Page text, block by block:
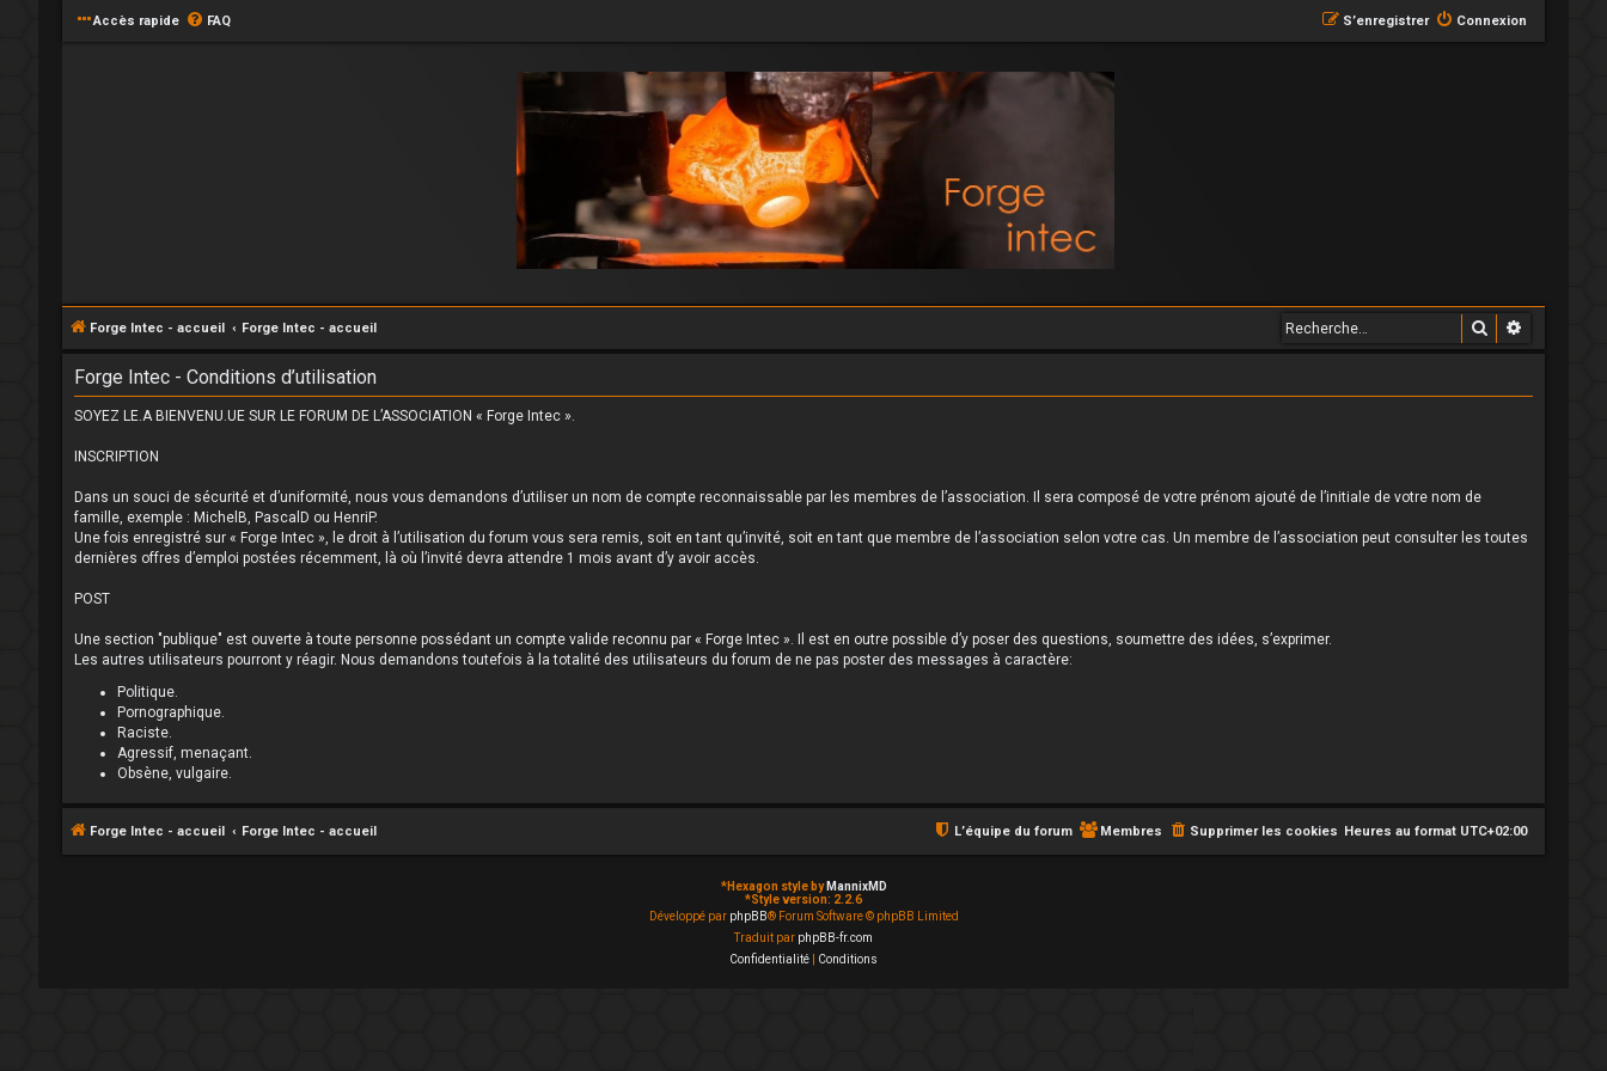
Accès rapide FAQ Connexion
S’enregistrer
Forge Intec - accueil Forge Intec - accueil Rechercher
Forge Intec - Conditions d’utilisation
SOYEZ LE.A BIENVENU.UE SUR LE FORUM DE L’ASSOCIATION « Forge Intec ».
INSCRIPTION
Dans un souci de sécurité et d’uniformité, nous vous demandons d’utiliser un nom de compte reconnaissable par les membres de l’association. Il sera composé de votre prénom ajouté de l’initiale de votre nom de
famille, exemple : MichelB, PascalD ou HenriP.
Une fois enregistré sur « Forge Intec », le droit à l’utilisation du forum vous sera remis, soit en tant qu’invité, soit en tant que membre de l’association selon votre cas. Un membre de l’association peut consulter les toutes
dernières offres d’emploi postées récemment, là où l’invité devra attendre 1 mois avant d’y avoir accès.
POST
Une section "publique" est ouverte à toute personne possédant un compte valide reconnu par « Forge Intec ». Il est en outre possible d’y poser des questions, soumettre des idées, s’exprimer.
Les autres utilisateurs pourront y réagir. Nous demandons toutefois à la totalité des utilisateurs du forum de ne pas poster des messages à caractère:
Politique.
Pornographique.
Raciste.
Agressif, menaçant.
Obsène, vulgaire.
Forge Intec - accueil Forge Intec - accueil Heures au format UTC+02:00
Supprimer les cookies
Membres
L’équipe du forum
*Hexagon style by MannixMD
*Style version: 2.2.6
Développé par phpBB® Forum Software © phpBB Limited
Traduit par phpBB-fr.com
Confidentialité
Conditions